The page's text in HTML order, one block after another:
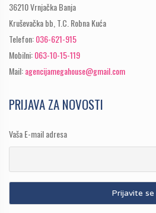
36210 Vrnjačka Banja
Kruševačka bb, T.C. Robna Kuća
Telefon:036-621-915
Mobilni:063-10-15-119
Mail:agencijamegahouse@gmail.com
PRIJAVA ZA NOVOSTI
Vaša E-mail adresa